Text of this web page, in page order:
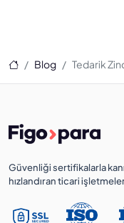
Ana Sayfa
Blog Tedarik
Güvenliği sertifikalarla
hızlandıran ticari işletmeler